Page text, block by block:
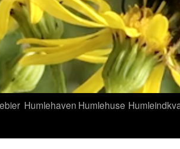
Humlehaven Humlehuse